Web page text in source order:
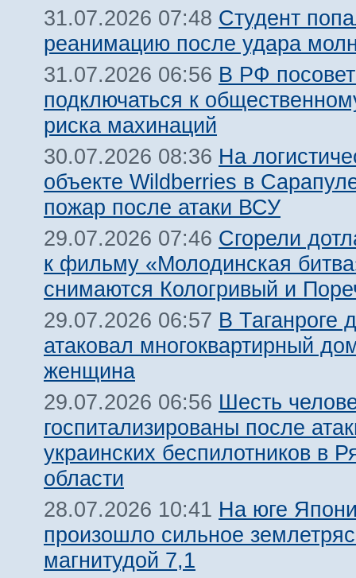
31.07.2026 07:48 Студент
реанимацию после удара
31.07.2026 06:56 В РФ
подключаться к
риска махинаций
30.07.2026 08:36 На
объекте Wildberries в
пожар после атаки ВСУ
29.07.2026 07:46 Сгорели
к фильму «Молодинская
снимаются Кологривый и
29.07.2026 06:57 В Таганроге
атаковал многоквартирный
женщина
29.07.2026 06:56 Шесть
госпитализированы после
украинских беспилотников в
области
28.07.2026 10:41 На юге
произошло сильное
магнитудой 7,1